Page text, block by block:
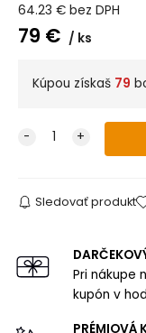
64.23 € bez DPH
79 € ks
Kúpou získaš 79
Sledovať produkt
Pri nákupe
kupón v
PRÉMIOVÁ